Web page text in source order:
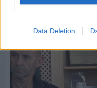
Data Deletion